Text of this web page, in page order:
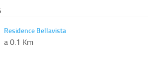
Residence Bellavista
a 0.1 Km